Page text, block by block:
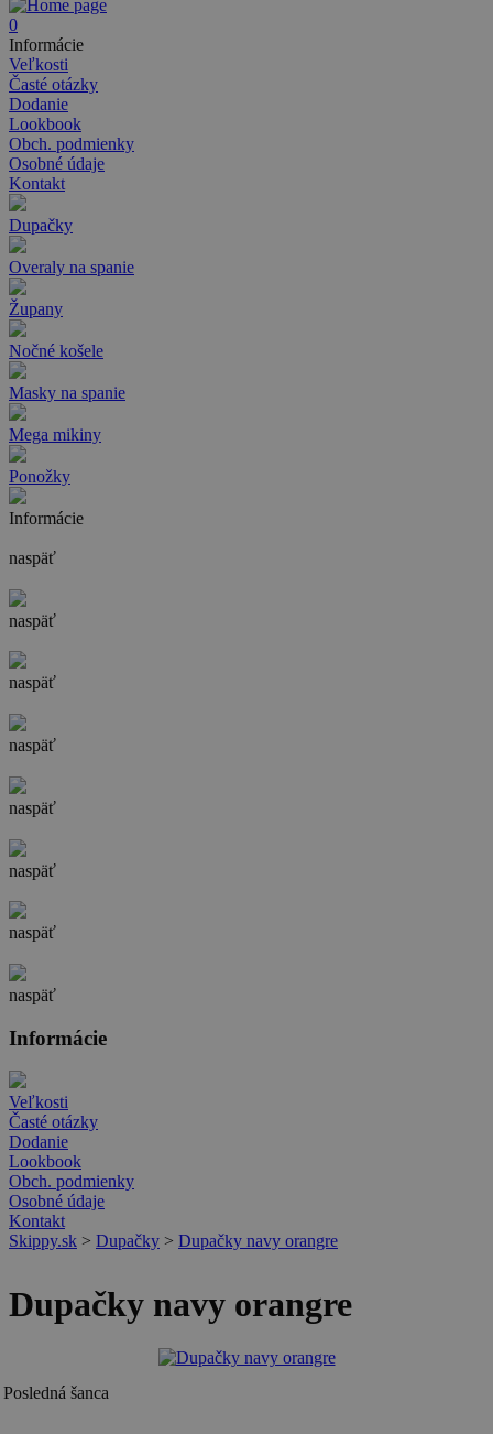
0
Informácie
Veľkosti
Časté otázky
Dodanie
Lookbook
Obch. podmienky
Osobné údaje
Kontakt
Dupačky
Overaly na spanie
Župany
Nočné košele
Masky na spanie
Mega mikiny
Ponožky
Informácie
naspäť
naspäť
naspäť
naspäť
naspäť
naspäť
naspäť
naspäť
Informácie
Veľkosti
Časté otázky
Dodanie
Lookbook
Obch. podmienky
Osobné údaje
Kontakt
Skippy.sk > Dupačky > Dupačky navy orangre
Posledná šanca
Dupačky navy orangre